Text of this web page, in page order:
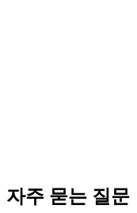
자주 묻는 질문